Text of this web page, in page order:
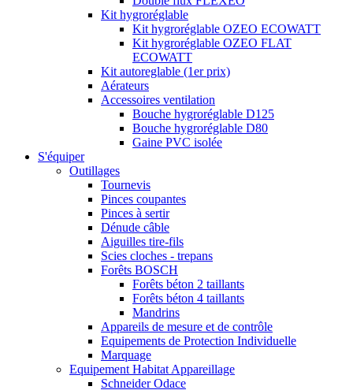
Kit hygroréglable
Kit hygroréglable OZEO ECOWATT
Kit hygroréglable OZEO FLAT
ECOWATT
Kit autoreglable (1er prix)
Aérateurs
Accessoires ventilation
Bouche hygroréglable D125
Bouche hygroréglable D80
Gaine PVC isolée
S'équiper
Outillages
Tournevis
Pinces coupantes
Pinces à sertir
Dénude câble
Aiguilles tire-fils
Scies cloches - trepans
Forêts BOSCH
Forêts béton 2 taillants
Forêts béton 4 taillants
Mandrins
Appareils de mesure et de contrôle
Equipements de Protection Individuelle
Marquage
Equipement Habitat Appareillage
Schneider Odace